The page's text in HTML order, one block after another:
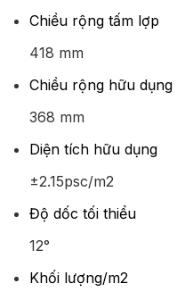
Chiều rộng tấm lợp
418 mm
Chiều rộng hữu dụng
368 mm
Diện tích hữu dụng
±2.15psc/m2
Độ dốc tối thiểu
12°
Khối lượng/m2